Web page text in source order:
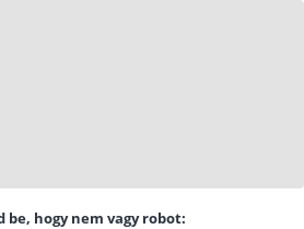
be, hogy nem vagy robot: